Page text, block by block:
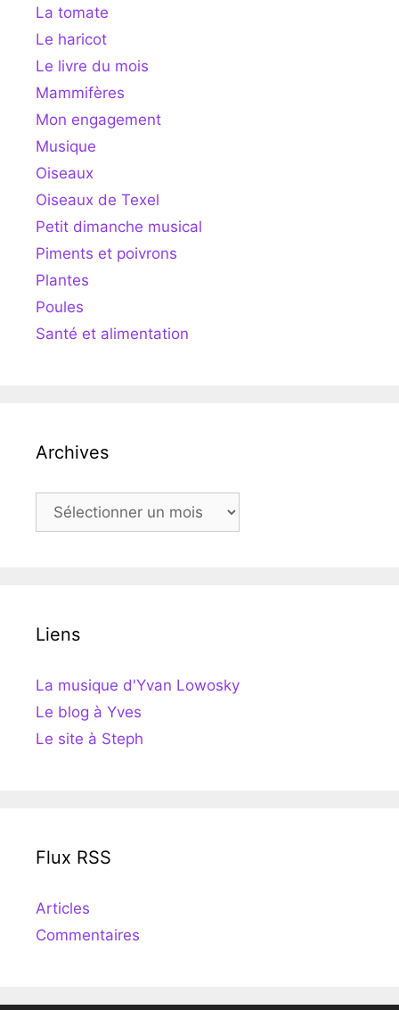
La tomate
Le haricot
Le livre du mois
Mammifères
Mon engagement
Musique
Oiseaux
Oiseaux de Texel
Petit dimanche musical
Piments et poivrons
Plantes
Poules
Santé et alimentation
Archives
Archives
Liens
La musique d'Yvan Lowosky
Le blog à Yves
Le site à Steph
Flux RSS
Articles
Commentaires